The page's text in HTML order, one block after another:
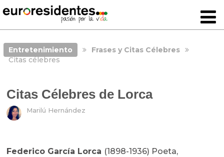
Entretenimiento
Frases y Citas Célebres
Citas célebres
Citas Célebres de Lorca
Marilú Hernández
Federico García Lorca (1898-1936) Poeta,